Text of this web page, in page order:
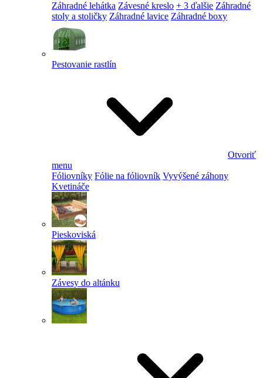
Záhradné lehátka Závesné kreslo + 3 ďalšie Záhradné
stoly a stoličky Záhradné lavice Záhradné boxy
Pestovanie rastlín
Otvoriť
menu
Fóliovníky Fólie na fóliovník Vyvýšené záhony
Kvetináče
Pieskoviská
Závesy do altánku